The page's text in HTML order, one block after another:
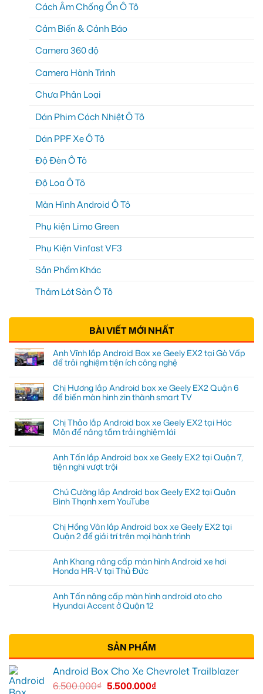
Cách Âm Chống Ồn Ô Tô
Cảm Biến & Cảnh Báo
Camera 360 độ
Camera Hành Trình
Chưa Phân Loại
Dán Phim Cách Nhiệt Ô Tô
Dán PPF Xe Ô Tô
Độ Đèn Ô Tô
Độ Loa Ô Tô
Màn Hình Android Ô Tô
Phụ kiện Limo Green
Phụ Kiện Vinfast VF3
Sản Phẩm Khác
Thảm Lót Sàn Ô Tô
BÀI VIẾT MỚI NHẤT
Anh Vĩnh lắp Android Box xe Geely EX2 tại Gò Vấp
để trải nghiệm tiện ích công nghệ
Chị Hương lắp Android box xe Geely EX2 Quận 6
để biến màn hình zin thành smart TV
Chị Thảo lắp Android box xe Geely EX2 tại Hóc
Môn để nâng tầm trải nghiệm lái
Anh Tấn lắp Android box xe Geely EX2 tại Quận 7,
tiện nghi vượt trội
Chú Cường lắp Android box Geely EX2 tại Quận
Bình Thạnh xem YouTube
Chị Hồng Vân lắp Android box xe Geely EX2 tại
Quận 2 để giải trí trên mọi hành trình
Anh Khang nâng cấp màn hình Android xe hơi
Honda HR-V tại Thủ Đức
Anh Tấn nâng cấp màn hình android oto cho
Hyundai Accent ở Quận 12
SẢN PHẨM
Android Box Cho Xe Chevrolet Trailblazer
6.500.000₫ 5.500.000₫